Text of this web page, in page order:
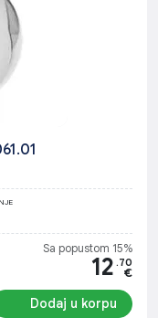
Sa popustom 15%
12 .70
€
Dodaj u korpu